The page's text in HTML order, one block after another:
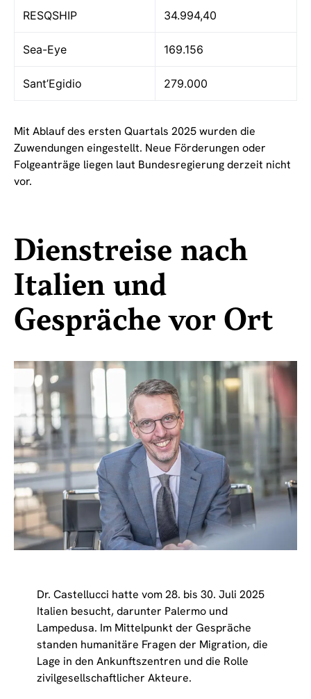
RESQSHIP 34.994,40
Sea-Eye 169.156
Sant’Egidio 279.000
Mit Ablauf des ersten Quartals 2025 wurden die
Zuwendungen eingestellt. Neue Förderungen oder
Folgeanträge liegen laut Bundesregierung derzeit nicht
vor.
Dienstreise nach
Italien und
Gespräche vor Ort
Dr. Castellucci hatte vom 28. bis 30. Juli 2025
Italien besucht, darunter Palermo und
Lampedusa. Im Mittelpunkt der Gespräche
standen humanitäre Fragen der Migration, die
Lage in den Ankunftszentren und die Rolle
zivilgesellschaftlicher Akteure.